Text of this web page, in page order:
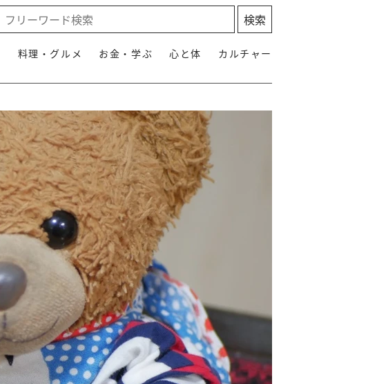
料理・グルメ お金・学ぶ 心と体 カルチャー